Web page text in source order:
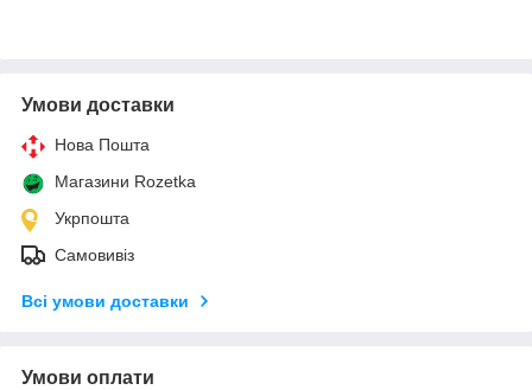
Умови доставки
Нова Пошта
Магазини Rozetka
Укрпошта
Самовивіз
Всі умови доставки
Умови оплати